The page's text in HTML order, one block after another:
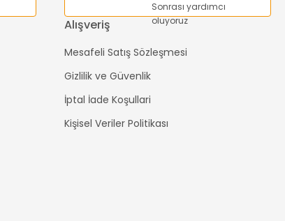
TL
Sonrası yardımcı
oluyoruz
Alışveriş
Mesafeli Satış Sözleşmesi
Gizlilik ve Güvenlik
İptal İade Koşullari
Kişisel Veriler Politikası